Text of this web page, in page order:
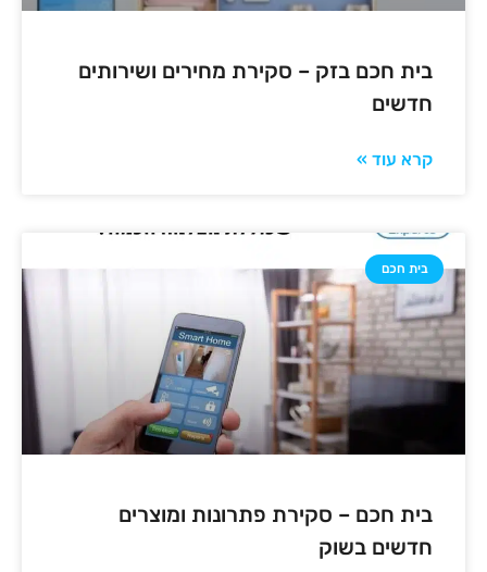
בית חכם בזק – סקירת מחירים ושירותים
חדשים
קרא עוד »
בית חכם
בית חכם – סקירת פתרונות ומוצרים
חדשים בשוק